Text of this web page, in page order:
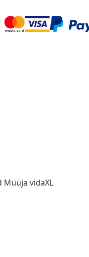
Müüja vidaXL